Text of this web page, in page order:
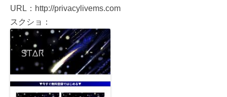
URL：http://privacylivems.com
スクショ：